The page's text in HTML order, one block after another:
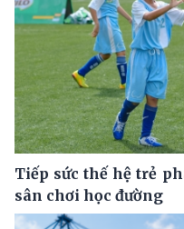
Tiếp sức thế hệ trẻ
sân chơi học đường